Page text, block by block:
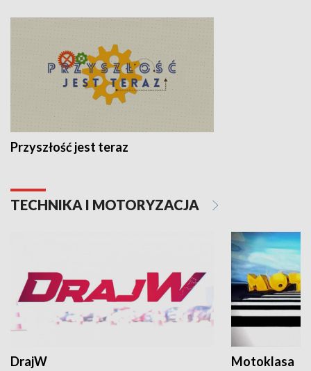
Przyszłość jest teraz
TECHNIKA I MOTORYZACJA
DrajW Motoklasa